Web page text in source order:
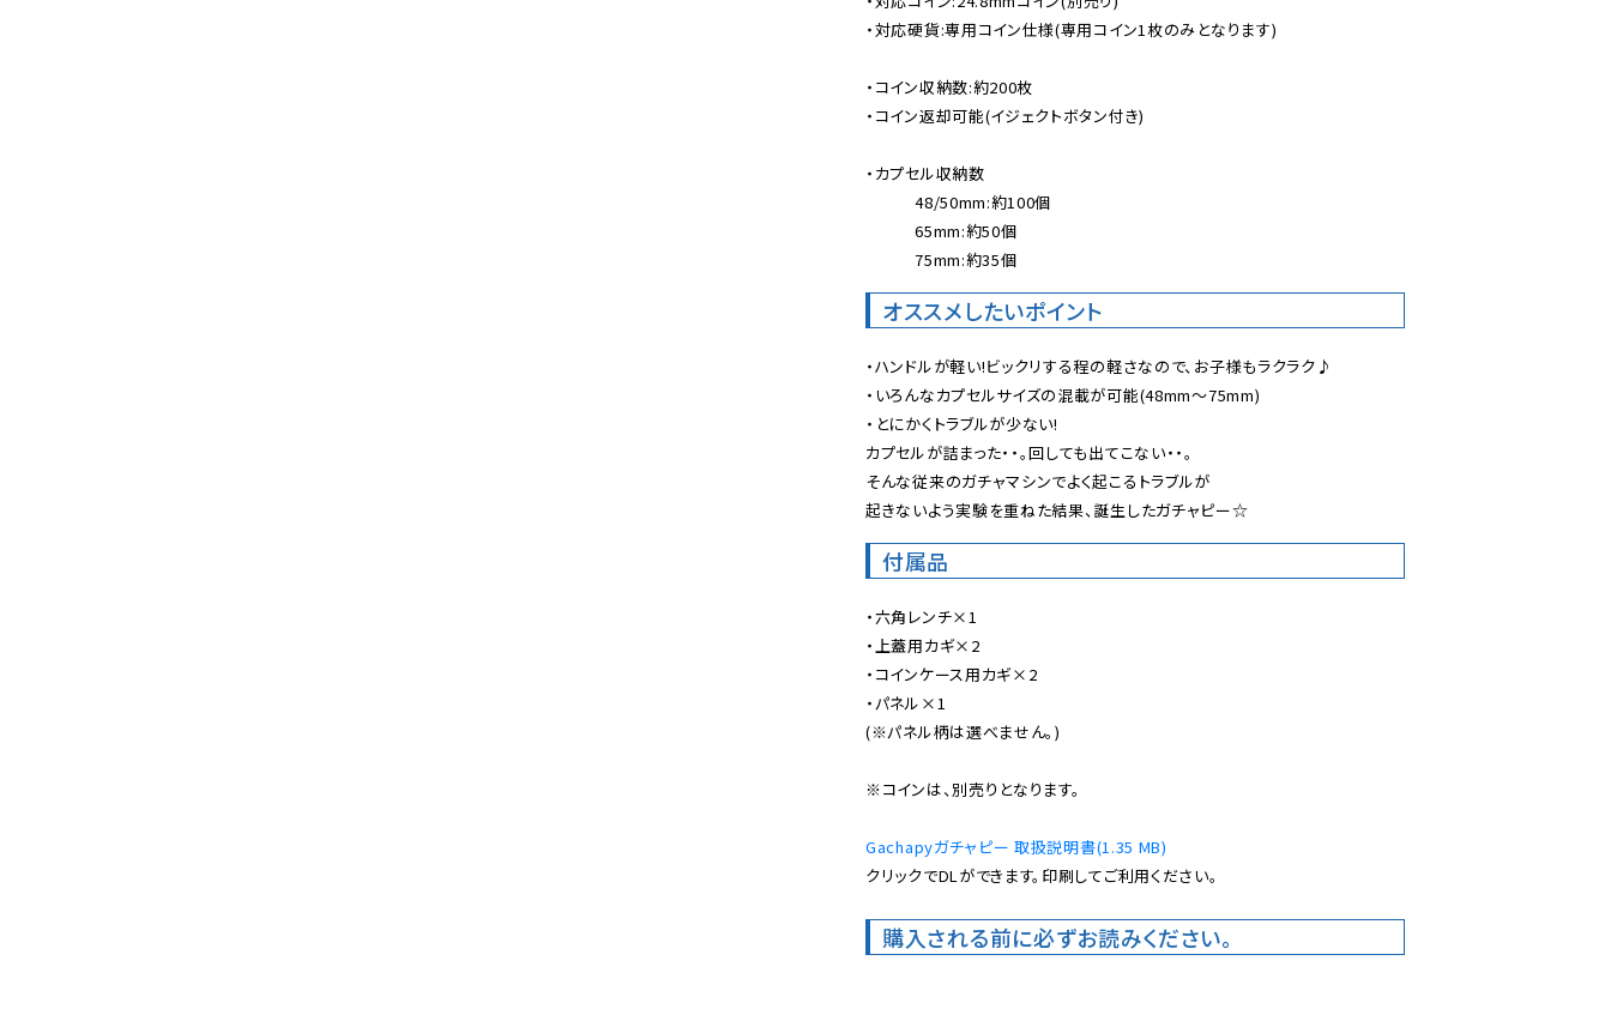
・対応硬貨:専用コイン仕様(専用コイン1枚のみとなります)
・コイン収納数:約200枚
・コイン返却可能(イジェクトボタン付き)
・カプセル収納数
48/50mm:約100個
65mm:約50個
75mm:約35個
オススメしたいポイント
・ハンドルが軽い!ビックリする程の軽さなので、お子様もラクラク♪
・いろんなカプセルサイズの混載が可能(48mm〜75mm)
・とにかくトラブルが少ない!
カプセルが詰まった・・。回しても出てこない・・。
そんな従来のガチャマシンでよく起こるトラブルが
起きないよう実験を重ねた結果、誕生したガチャピー☆
付属品
・六角レンチ×1
・上蓋用カギ×2
・コインケース用カギ×2
・パネル×1
(※パネル柄は選べません。)
※コインは、別売りとなります。
Gachapyガチャピー 取扱説明書(1.35 MB)
クリックでDLができます。印刷してご利用ください。
購入される前に必ずお読みください。